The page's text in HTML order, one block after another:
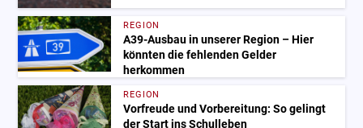
REGION
A39-Ausbau in unserer Region – Hier
könnten die fehlenden Gelder
herkommen
REGION
Vorfreude und Vorbereitung: So gelingt
der Start ins Schulleben